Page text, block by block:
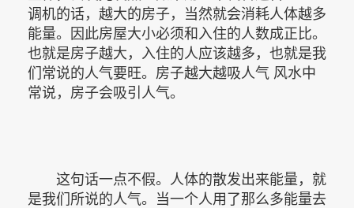
调机的话，越大的房子，当然就会消耗人体越多
能量。因此房屋大小必须和入住的人数成正比。
也就是房子越大，入住的人应该越多，也就是我
们常说的人气要旺。房子越大越吸人气 风水中
常说，房子会吸引人气。
这句话一点不假。人体的散发出来能量，就
是我们所说的人气。当一个人用了那么多能量去